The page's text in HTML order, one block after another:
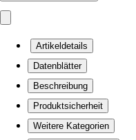
Artikeldetails
Datenblätter
Beschreibung
Produktsicherheit
Weitere Kategorien